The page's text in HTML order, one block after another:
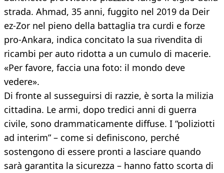
strada. Ahmad, 35 anni, fuggito nel 2019 da Deir
ez-Zor nel pieno della battaglia tra curdi e forze
pro-Ankara, indica concitato la sua rivendita di
ricambi per auto ridotta a un cumulo di macerie.
«Per favore, faccia una foto: il mondo deve
vedere».
Di fronte al susseguirsi di razzie, è sorta la milizia
cittadina. Le armi, dopo tredici anni di guerra
civile, sono drammaticamente diffuse. I “poliziotti
ad interim” – come si definiscono, perché
sostengono di essere pronti a lasciare quando
sarà garantita la sicurezza – hanno fatto scorta di